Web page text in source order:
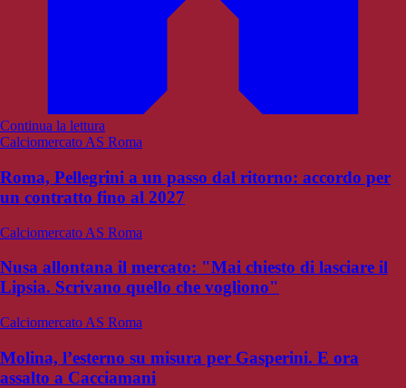
Continua la lettura
Calciomercato AS Roma
Roma, Pellegrini a un passo dal ritorno: accordo per
un contratto fino al 2027
Calciomercato AS Roma
Nusa allontana il mercato: "Mai chiesto di lasciare il
Lipsia. Scrivano quello che vogliono"
Calciomercato AS Roma
Molina, l’esterno su misura per Gasperini. E ora
assalto a Cacciamani